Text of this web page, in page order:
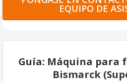
EQUIPO DE
Guía: Máquina para
Bismarck